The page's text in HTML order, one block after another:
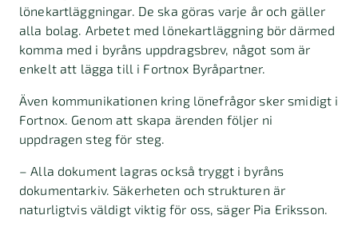
lönekartläggningar. De ska göras varje år och gäller
alla bolag. Arbetet med lönekartläggning bör därmed
komma med i byråns uppdragsbrev, något som är
enkelt att lägga till i Fortnox Byråpartner.
Även kommunikationen kring lönefrågor sker smidigt i
Fortnox. Genom att skapa ärenden följer ni
uppdragen steg för steg.
– Alla dokument lagras också tryggt i byråns
dokumentarkiv. Säkerheten och strukturen är
naturligtvis väldigt viktig för oss, säger Pia Eriksson.